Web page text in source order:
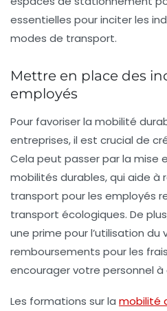
essentielles pour inciter les
modes de transport.
Mettre en place des
employés
Pour favoriser la mobilité
entreprises, il est crucial de
Cela peut passer par la mise
mobilités durables, qui aide à
transport pour les employés
transport écologiques. De
une prime pour l’utilisation du
remboursements pour les
encourager votre personnel
Les formations sur la mobilité